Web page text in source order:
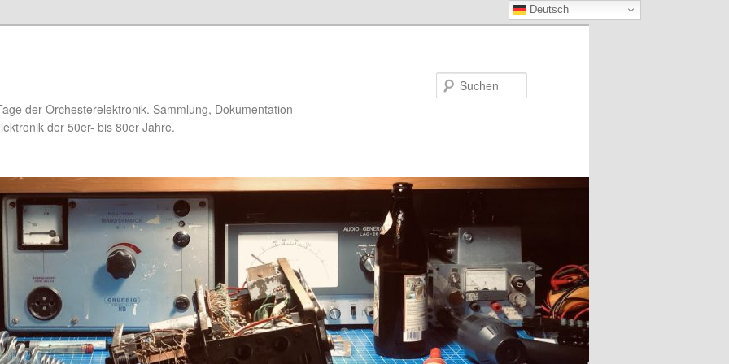
der Orchesterelektronik. Sammlung, Dokumentation
der 50er- bis 80er Jahre.
Deutsch